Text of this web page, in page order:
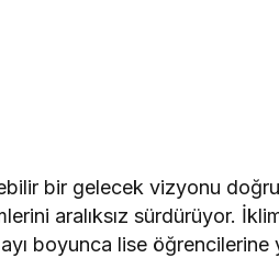
bir gelecek vizyonu
aralıksız sürdürüyor.
ayı boyunca lise öğrencilerine